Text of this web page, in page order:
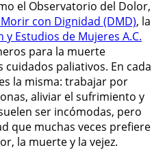
el Observatorio del Dolor,
con Dignidad (DMD), la
Estudios de Mujeres A.C.
para la muerte
paliativos. En cada
la misma: trabajar por
aliviar el sufrimiento y
ser incómodas, pero
que muchas veces prefiere
la muerte y la vejez.